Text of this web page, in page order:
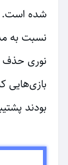
شده است.
بودند